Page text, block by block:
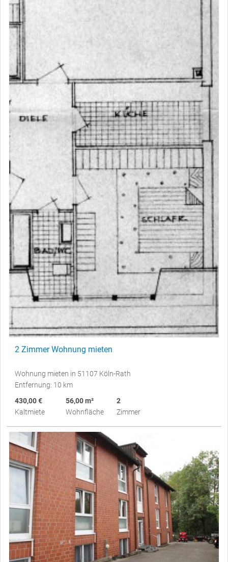
2 Zimmer Wohnung mieten
Wohnung mieten in 51107 Köln-Rath
Entfernung: 10 km
430,00 €
Kaltmiete
56,00 m²
Wohnfläche
2
Zimmer